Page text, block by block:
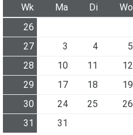
Wk Ma Di Wo
26
27
3 4 5
28
10 11 12
29
17 18 19
30
24 25 26
31
31